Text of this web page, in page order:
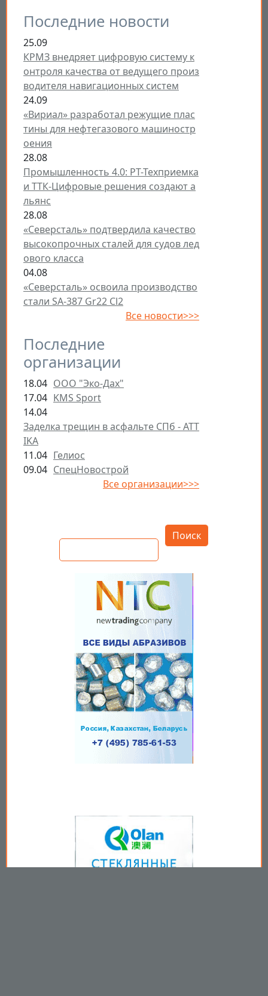
Последние новости
25.09
КРМЗ внедряет цифровую систему к
онтроля качества от ведущего произ
водителя навигационных систем
24.09
«Вириал» разработал режущие плас
тины для нефтегазового машиностр
оения
28.08
Промышленность 4.0: РТ-Техприемка
и ТТК-Цифровые решения создают а
льянс
28.08
«Северсталь» подтвердила качество
высокопрочных сталей для судов лед
ового класса
04.08
«Северсталь» освоила производство
стали SA-387 Gr22 Cl2
Все новости>>>
Последние
организации
18.04 ООО "Эко-Дах"
17.04 KMS Sport
14.04
Заделка трещин в асфальте СПб - ATT
IKA
11.04 Гелиос
09.04 СпецНовострой
Все организации>>>